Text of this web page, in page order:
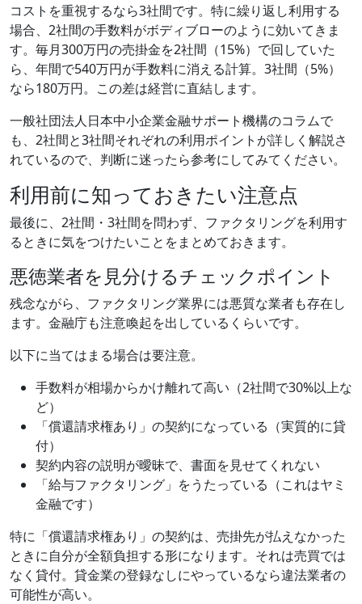
コストを重視するなら3社間です。特に繰り返し利用する
場合、2社間の手数料がボディブローのように効いてきま
す。毎月300万円の売掛金を2社間（15%）で回していた
ら、年間で540万円が手数料に消える計算。3社間（5%）
なら180万円。この差は経営に直結します。
一般社団法人日本中小企業金融サポート機構のコラムで
も、2社間と3社間それぞれの利用ポイントが詳しく解説さ
れているので、判断に迷ったら参考にしてみてください。
利用前に知っておきたい注意点
最後に、2社間・3社間を問わず、ファクタリングを利用す
るときに気をつけたいことをまとめておきます。
悪徳業者を見分けるチェックポイント
残念ながら、ファクタリング業界には悪質な業者も存在し
ます。金融庁も注意喚起を出しているくらいです。
以下に当てはまる場合は要注意。
手数料が相場からかけ離れて高い（2社間で30%以上な
ど）
「償還請求権あり」の契約になっている（実質的に貸
付）
契約内容の説明が曖昧で、書面を見せてくれない
「給与ファクタリング」をうたっている（これはヤミ
金融です）
特に「償還請求権あり」の契約は、売掛先が払えなかった
ときに自分が全額負担する形になります。それは売買では
なく貸付。貸金業の登録なしにやっているなら違法業者の
可能性が高い。